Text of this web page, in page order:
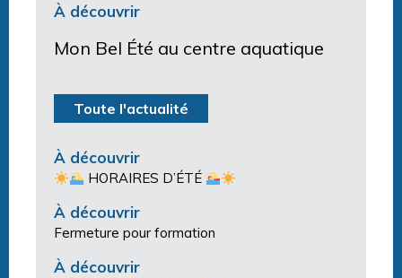
À découvrir
Mon Bel Été au centre aquatique
Toute l'actualité
À découvrir
HORAIRES D’ÉTÉ
À découvrir
Fermeture pour formation
À découvrir